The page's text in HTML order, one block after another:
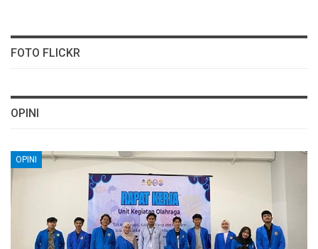
FOTO FLICKR
OPINI
OPINI